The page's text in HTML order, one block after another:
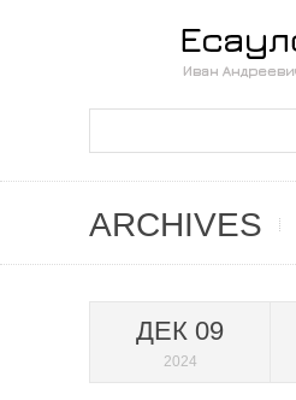
ARCHIVES
ДЕК 09
2024